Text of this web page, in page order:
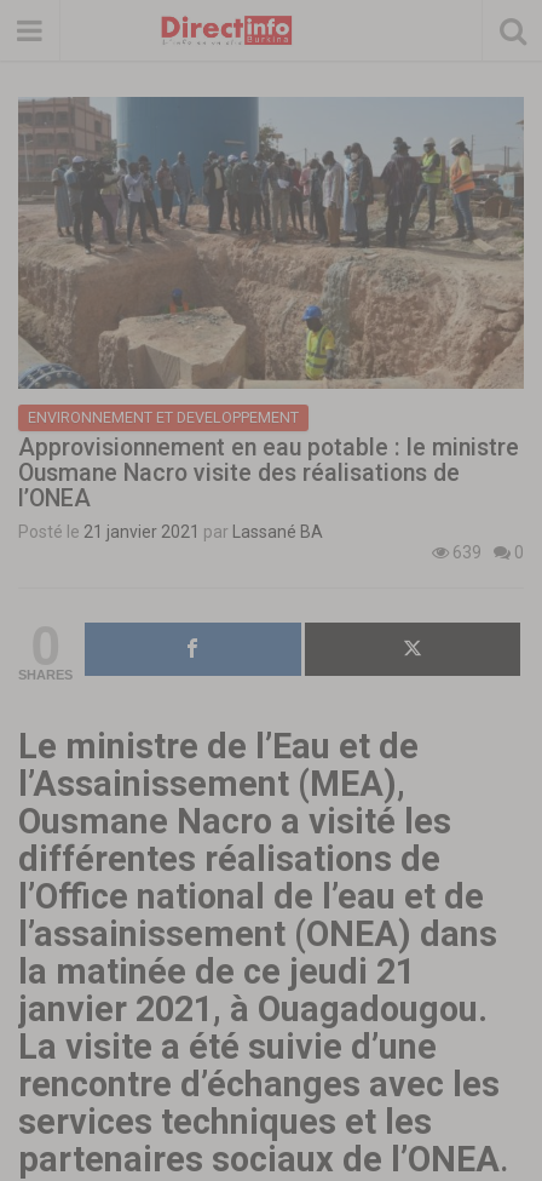
ENVIRONNEMENT ET DEVELOPPEMENT
Approvisionnement en eau potable : le ministre
Ousmane Nacro visite des réalisations de
l’ONEA
Posté le 21 janvier 2021 par Lassané BA
639
0
SHARES
Le ministre de l’Eau et de
l’Assainissement (MEA),
Ousmane Nacro a visité les
différentes réalisations de
l’Office national de l’eau et de
l’assainissement (ONEA) dans
la matinée de ce jeudi 21
janvier 2021, à Ouagadougou.
La visite a été suivie d’une
rencontre d’échanges avec les
services techniques et les
partenaires sociaux de l’ONEA.